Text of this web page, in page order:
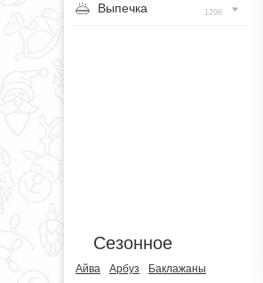
Выпечка 1296
Сезонное
Айва Арбуз
Баклажаны